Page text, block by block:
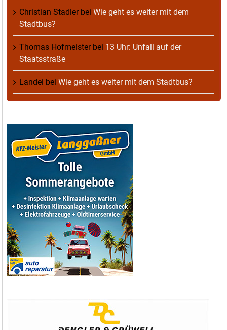
Christian Stadlerbei Wie geht es weiter mit dem
Stadtbus?
Thomas Hofmeisterbei 13 Uhr: Unfall auf der
Staatsstraße
Landei bei Wie geht es weiter mit dem Stadtbus?